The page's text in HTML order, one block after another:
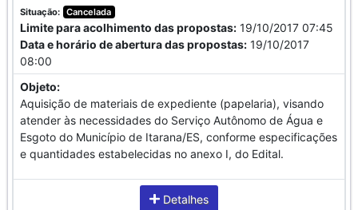
Situação: Cancelada
Limite para acolhimento das propostas: 19/10/2017 07:45
Data e horário de abertura das propostas: 19/10/2017
08:00
Objeto:
Aquisição de materiais de expediente (papelaria), visando
atender às necessidades do Serviço Autônomo de Água e
Esgoto do Município de Itarana/ES, conforme especificações
e quantidades estabelecidas no anexo I, do Edital.
Detalhes